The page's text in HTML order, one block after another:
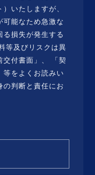
いたしますが、
可能なため急激な
る損失が発生する
等及びリスクは異
交付書面」、 「契
等をよくお読みい
の判断と責任にお